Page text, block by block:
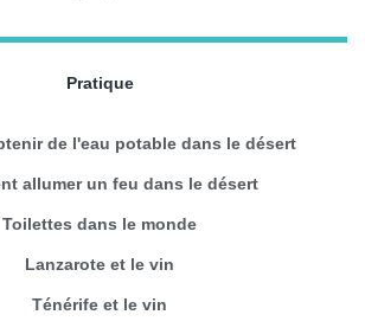
Pratique
de l'eau potable dans le désert
allumer un feu dans le désert
Toilettes dans le monde
Lanzarote et le vin
Ténérife et le vin